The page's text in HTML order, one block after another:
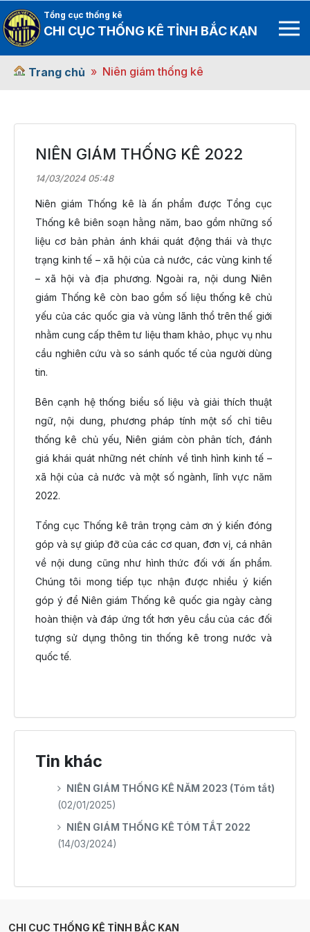
Tổng cục thống kê
CHI CỤC THỐNG KÊ TỈNH BẮC KẠN
Trang chủ Niên giám thống kê
NIÊN GIÁM THỐNG KÊ 2022
14/03/2024 05:48
Niên giám Thống kê là ấn phẩm được Tổng cục
Thống kê biên soạn hằng năm, bao gồm những số
liệu cơ bản phản ánh khái quát động thái và thực
trạng kinh tế – xã hội của cả nước, các vùng kinh tế
– xã hội và địa phương. Ngoài ra, nội dung Niên
giám Thống kê còn bao gồm số liệu thống kê chủ
yếu của các quốc gia và vùng lãnh thổ trên thế giới
nhằm cung cấp thêm tư liệu tham khảo, phục vụ nhu
cầu nghiên cứu và so sánh quốc tế của người dùng
tin.
Bên cạnh hệ thống biểu số liệu và giải thích thuật
ngữ, nội dung, phương pháp tính một số chỉ tiêu
thống kê chủ yếu, Niên giám còn phân tích, đánh
giá khái quát những nét chính về tình hình kinh tế –
xã hội của cả nước và một số ngành, lĩnh vực năm
2022.
Tổng cục Thống kê trân trọng cảm ơn ý kiến đóng
góp và sự giúp đỡ của các cơ quan, đơn vị, cá nhân
về nội dung cũng như hình thức đối với ấn phẩm.
Chúng tôi mong tiếp tục nhận được nhiều ý kiến
góp ý để Niên giám Thống kê quốc gia ngày càng
hoàn thiện và đáp ứng tốt hơn yêu cầu của các đối
tượng sử dụng thông tin thống kê trong nước và
quốc tế.
Tin khác
NIÊN GIÁM THỐNG KÊ NĂM 2023 (Tóm tắt)
(02/01/2025)
NIÊN GIÁM THỐNG KÊ TÓM TẮT 2022
(14/03/2024)
CHI CỤC THỐNG KÊ TỈNH BẮC KẠN